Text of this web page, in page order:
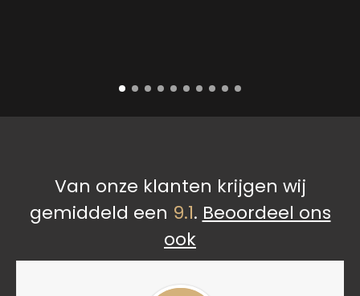
Van onze klanten krijgen wij
gemiddeld een 9.1. Beoordeel ons
ook